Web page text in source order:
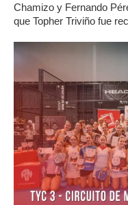
Chamizo y Fernando
que Topher Triviño fue